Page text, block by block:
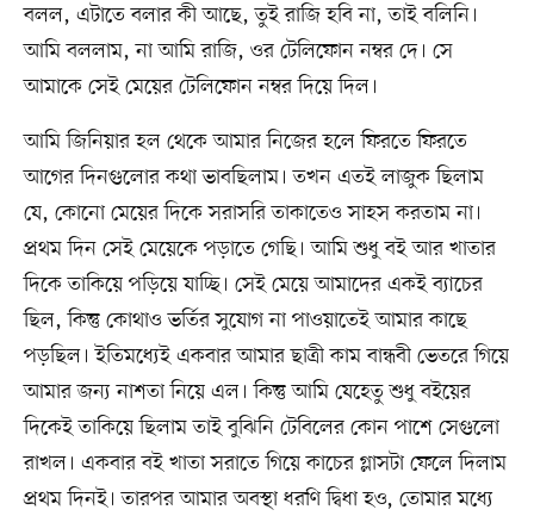
বলল, এটাতে বলার কী আছে, তুই রাজি হবি না, তাই বলিনি।
আমি বললাম, না আমি রাজি, ওর টেলিফোন নম্বর দে। সে
আমাকে সেই মেয়ের টেলিফোন নম্বর দিয়ে দিল।
আমি জিনিয়ার হল থেকে আমার নিজের হলে ফিরতে ফিরতে
আগের দিনগুলোর কথা ভাবছিলাম। তখন এতই লাজুক ছিলাম
যে, কোনো মেয়ের দিকে সরাসরি তাকাতেও সাহস করতাম না।
প্রথম দিন সেই মেয়েকে পড়াতে গেছি। আমি শুধু বই আর খাতার
দিকে তাকিয়ে পড়িয়ে যাচ্ছি। সেই মেয়ে আমাদের একই ব্যাচের
ছিল, কিন্তু কোথাও ভর্তির সুযোগ না পাওয়াতেই আমার কাছে
পড়ছিল। ইতিমধ্যেই একবার আমার ছাত্রী কাম বান্ধবী ভেতরে গিয়ে
আমার জন্য নাশতা নিয়ে এল। কিন্তু আমি যেহেতু শুধু বইয়ের
দিকেই তাকিয়ে ছিলাম তাই বুঝিনি টেবিলের কোন পাশে সেগুলো
রাখল। একবার বই খাতা সরাতে গিয়ে কাচের গ্লাসটা ফেলে দিলাম
প্রথম দিনই। তারপর আমার অবস্থা ধরণি দ্বিধা হও, তোমার মধ্যে